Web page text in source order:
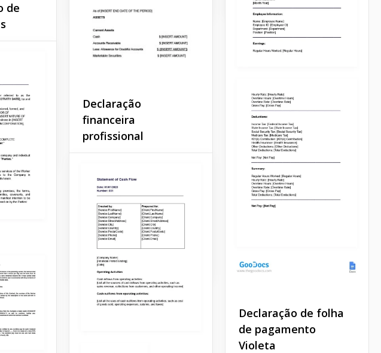
de
toda
Declaração
financeira
profissional
Demonstração Financeira
economizará seu tempo
durante o trabalho diário
com relatórios a
investidores e credores.
Google Docs
Declaração de folha
de pagamento
Violeta